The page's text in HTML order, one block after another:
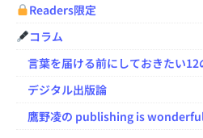
Readers限定
コラム
言葉を届ける前にしておきたい12
デジタル出版論
鷹野凌の publishing is